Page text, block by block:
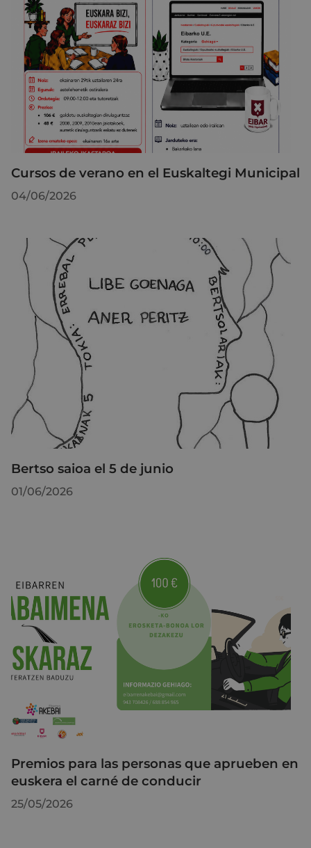
Cursos de verano en el Euskaltegi Municipal
04/06/2026
Bertso saioa el 5 de junio
01/06/2026
Premios para las personas que aprueben en
euskera el carné de conducir
25/05/2026